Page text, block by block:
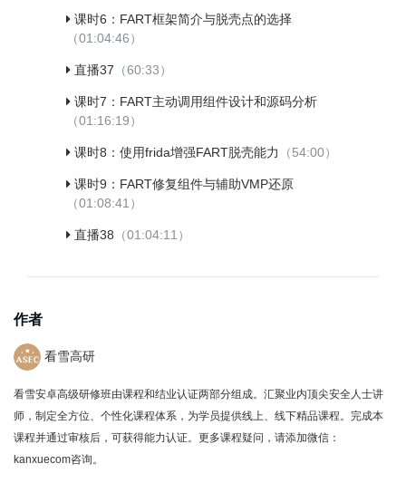
课时6：FART框架简介与脱壳点的选择
（01:04:46）
直播37 （60:33）
课时7：FART主动调用组件设计和源码分析
（01:16:19）
课时8：使用frida增强FART脱壳能力 （54:00）
课时9：FART修复组件与辅助VMP还原
（01:08:41）
直播38 （01:04:11）
作者
看雪高研
看雪安卓高级研修班由课程和结业认证两部分组成。汇聚业内顶尖安全人士讲
师，制定全方位、个性化课程体系，为学员提供线上、线下精品课程。完成本
课程并通过审核后，可获得能力认证。更多课程疑问，请添加微信：
kanxuecom咨询。